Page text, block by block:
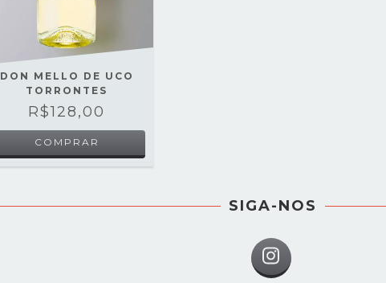
DON MELLO DE UCO
TORRONTES
R$128,00
SIGA-NOS